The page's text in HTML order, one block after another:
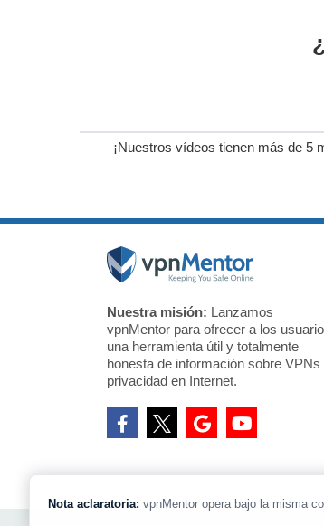
¡Nuestros vídeos tienen más de 5
Nuestra misión: Lanzamos
vpnMentor para ofrecer a los
una herramienta útil y totalmente
honesta de información sobre VPNs
privacidad en Internet.
Nota aclaratoria: vpnMentor opera bajo la misma